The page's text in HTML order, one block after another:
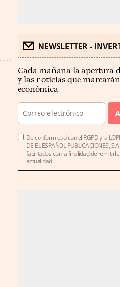
NEWSLETTER -
Cada mañana la apertura
y las noticias que
económica
De conformidad con el RGPD y la
DE EL ESPAÑOL PUBLICACIONES,
facilitados con la finalidad de
actualidad.